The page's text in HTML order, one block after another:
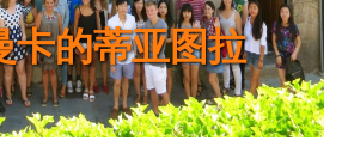
卡的蒂亚图拉